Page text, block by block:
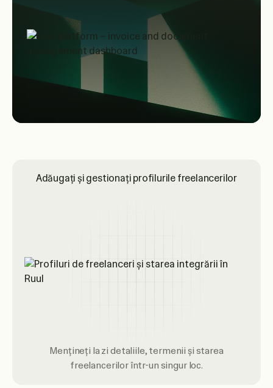
Adăugați și gestionați profilurile freelancerilor
Mențineți la zi detaliile, termenii și starea
freelancerilor într-un singur loc.